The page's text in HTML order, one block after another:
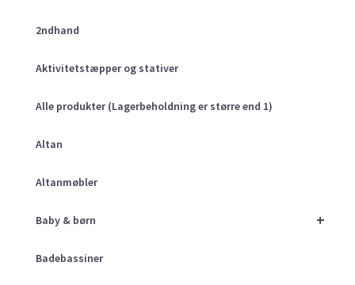
2ndhand
Aktivitetstæpper og stativer
Alle produkter (Lagerbeholdning er større end 1)
Altan
Altanmøbler
+
Baby & børn
Badebassiner